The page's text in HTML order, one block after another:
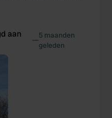
aan
—5 maanden
geleden